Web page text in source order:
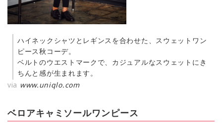
ハイネックシャツとレギンスを合わせた、スウェットワン
ピース秋コーデ。
ベルトのウエストマークで、カジュアルなスウェットにき
ちんと感が生まれます。
via www.uniqlo.com
ベロアキャミソールワンピース